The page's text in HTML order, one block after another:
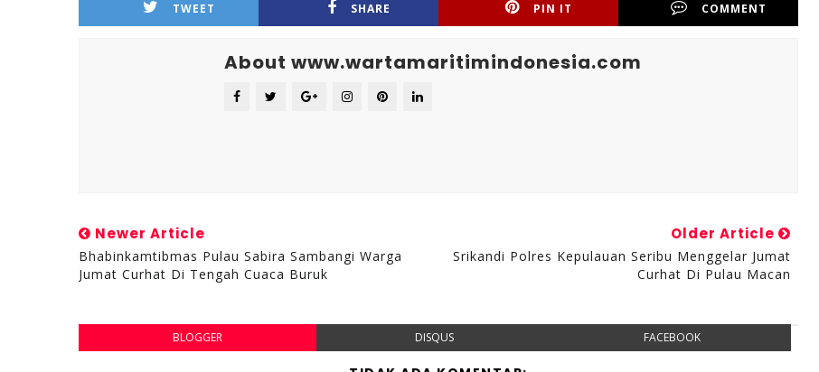
TWEET SHARE PIN IT COMMENT
About www.wartamaritimindonesia.com
Newer Article
Bhabinkamtibmas Pulau Sabira Sambangi Warga
Jumat Curhat Di Tengah Cuaca Buruk
Older Article
Srikandi Polres Kepulauan Seribu Menggelar Jumat
Curhat Di Pulau Macan
BLOGGER DISQUS FACEBOOK